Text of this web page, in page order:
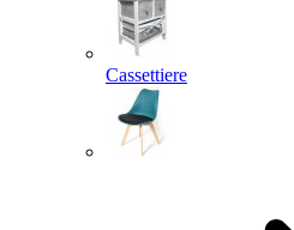
Cassettiere